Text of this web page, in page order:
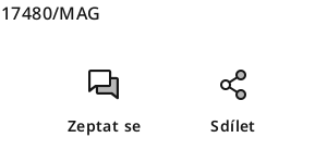
17480/MAG
Zeptat se Sdílet